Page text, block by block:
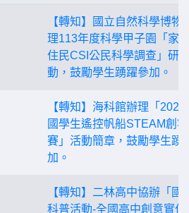
【轉知】國立自然科學博物
理113年度科學甲子園「家
住民CSI公民科學調查」研
動，鼓勵學生踴躍參加。
【轉知】海科館辦理「2024
國學生遙控帆船STEAM創
賽」活動簡章，鼓勵學生踴
加。
【轉知】二林高中協辦「國
科普活動-全國高中創意實作